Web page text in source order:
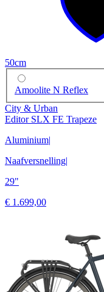
50cm
Amoolite N Reflex
City & Urban
Editor SLX FE Trapeze
Aluminium|
Naafversnelling|
29"
€ 1.699,00